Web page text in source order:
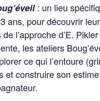
: un lieu
3 ans, pour découvrir
de l’approche d’E.
les ateliers
ce qui l’entoure
et construire son